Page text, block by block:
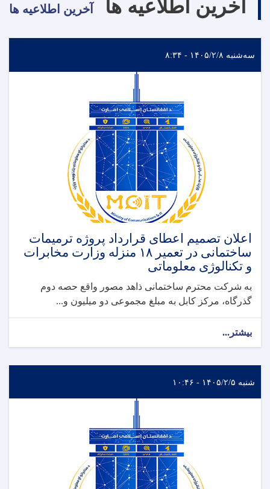
آخرین اطلاعیه ها آخرین اطلاعیه ها
سه‌شنبه ۱۴۰۵/۲/۸ - ۸:۳۴
اعلان تصمیم اعطای قرارداد پروژه ترمیمات
ساختمانی در تعمیر ۱۸ منزله وزارت مخابرات
و تکنالوژی معلوماتی
به شرکت محترم ساختمانی ذاهد مصور واقع حصه دوم
گذرگاه، مرکز کابل به مبلغ مجموعی دو میلیون و...
بیشتر...
شنبه ۱۴۰۵/۲/۵ - ۱۰:۴۶